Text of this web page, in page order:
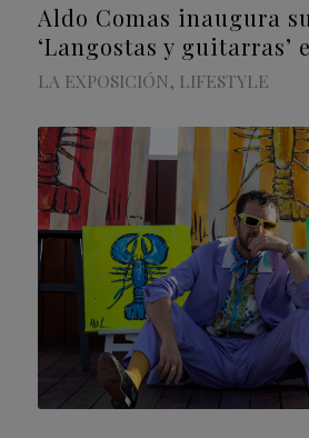
Aldo Comas inaugura
‘Langostas y guitarras’
LA EXPOSICIÓN, LIFESTYLE